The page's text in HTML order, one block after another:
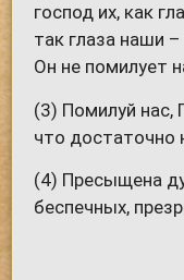
господ их, как
так глаза наши
Он не помилует
(3) Помилуй нас,
что достаточно
(4) Пресыщена
беспечных,